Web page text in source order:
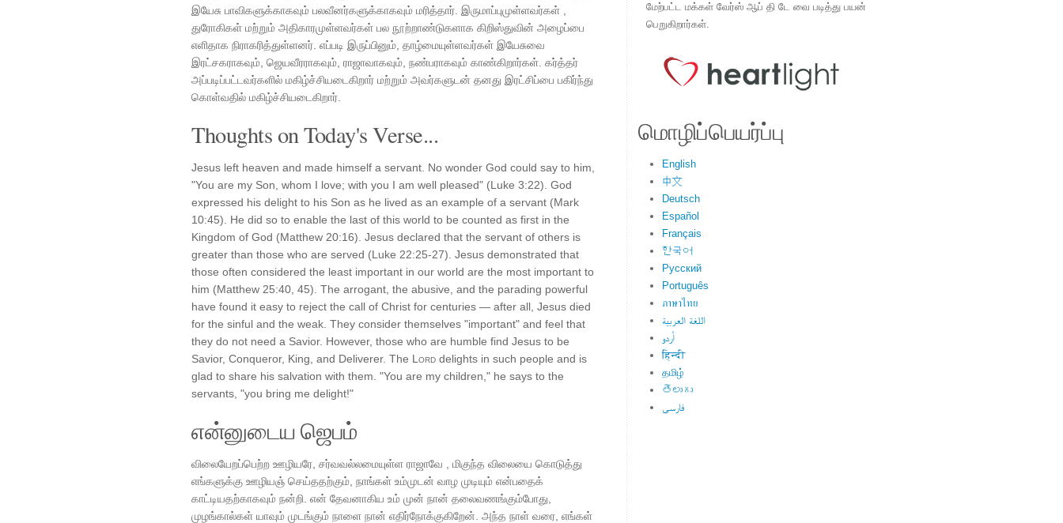
இயேசு பாவிகளுக்காகவும் பலவீனர்களுக்காகவும் மரித்தார். இருமாப்புமுள்ளவர்கள் ,
துரோகிகள் மற்றும் அதிகாரமுள்ளவர்கள் பல நூற்றாண்டுகளாக கிறிஸ்துவின் அழைப்பை
எளிதாக நிராகரித்துள்ளனர். எப்படி இருப்பினும், தாழ்மையுள்ளவர்கள் இயேசுவை
இரட்சகராகவும், ஜெயவீரராகவும், ராஜாவாகவும், நண்பராகவும் காண்கிறார்கள். கர்த்தர்
அப்படிப்பட்டவர்களில் மகிழ்ச்சியடைகிறார் மற்றும் அவர்களுடன் தனது இரட்சிப்பை பகிர்ந்து
கொள்வதில் மகிழ்ச்சியடைகிறார்.
Thoughts on Today's Verse...
Jesus left heaven and made himself a servant. No wonder God could say to him,
"You are my Son, whom I love; with you I am well pleased" (Luke 3:22). God
expressed his delight to his Son as he lived as an example of a servant (Mark
10:45). He did so to enable the last of this world to be counted as first in the
Kingdom of God (Matthew 20:16). Jesus declared that the servant of others is
greater than those who are served (Luke 22:25-27). Jesus demonstrated that
those often considered the least important in our world are the most important to
him (Matthew 25:40, 45). The arrogant, the abusive, and the parading powerful
have found it easy to reject the call of Christ for centuries — after all, Jesus died
for the sinful and the weak. They consider themselves "important" and feel that
they do not need a Savior. However, those who are humble find Jesus to be
Savior, Conqueror, King, and Deliverer. The Lord delights in such people and is
glad to share his salvation with them. "You are my children," he says to the
servants, "you bring me delight!"
என்னுடைய ஜெபம்
விலையேறப்பெற்ற ஊழியரே, சர்வவல்லமையுள்ள ராஜாவே , மிகுந்த விலையை கொடுத்து
எங்களுக்கு ஊழியஞ் செய்ததற்கும், நாங்கள் உம்முடன் வாழ முடியும் என்பதைக்
காட்டியதற்காகவும் நன்றி. என் தேவனாகிய உம் முன் நான் தலைவணங்கும்போது,
முழங்கால்கள் யாவும் முடங்கும் நாளை நான் எதிர்நோக்குகிறேன். அந்த நாள் வரை, எங்கள்
மேற்பட்ட மக்கள் வேர்ஸ் ஆப் தி டே வை படித்து பயன்
பெறுகிறார்கள்.
மொழிப்பெயர்ப்பு
English
中文
Deutsch
Español
Français
한국어
Русский
Português
ภาษาไทย
اللغة العربية
اُردو
हिन्दी
தமிழ்
తెలుగు
فارسی